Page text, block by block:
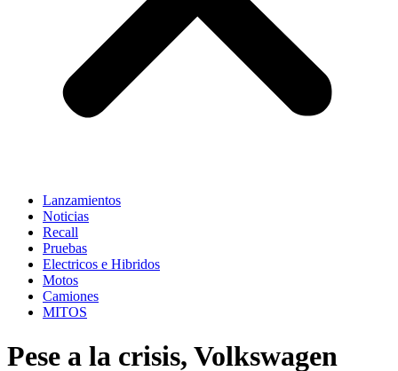
Lanzamientos
Noticias
Recall
Pruebas
Electricos e Hibridos
Motos
Camiones
MITOS
Pese a la crisis, Volkswagen